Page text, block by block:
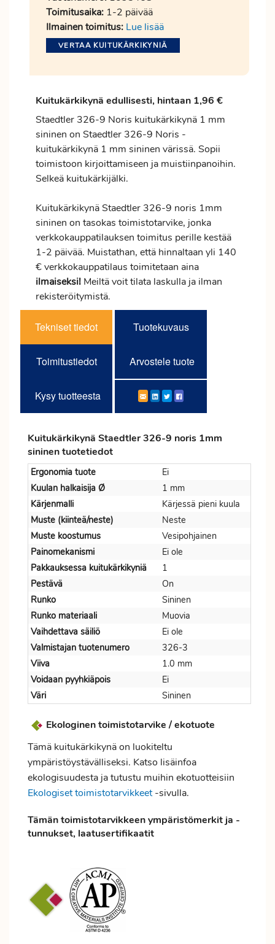
Toimitusaika: 1-2 päivää
Ilmainen toimitus: Lue lisää
VERTAA KUITUKÄRKIKYNIÄ
Kuitukärkikynä edullisesti, hintaan 1,96 €
Staedtler 326-9 Noris kuitukärkikynä 1 mm
sininen on Staedtler 326-9 Noris -
kuitukärkikynä 1 mm sininen värissä. Sopii
toimistoon kirjoittamiseen ja muistiinpanoihin.
Selkeä kuitukärkijälki.
Kuitukärkikynä Staedtler 326-9 noris 1mm
sininen on tasokas toimistotarvike, jonka
verkkokauppatilauksen toimitus perille kestää
1-2 päivää. Muistathan, että hinnaltaan yli 140
€ verkkokauppatilaus toimitetaan aina
ilmaiseksi! Meiltä voit tilata laskulla ja ilman
rekisteröitymistä.
Tekniset tiedot Tuotekuvaus
Toimitustiedot Arvostele tuote
Kysy tuotteesta
Kuitukärkikynä Staedtler 326-9 noris 1mm
sininen tuotetiedot
Ergonomia tuote
Ei
Kuulan halkaisija Ø
1 mm
Kärjenmalli
Kärjessä pieni kuula
Muste (kiinteä/neste)
Neste
Muste koostumus
Vesipohjainen
Painomekanismi
Ei ole
Pakkauksessa kuitukärkikyniä
1
Pestävä
On
Runko
Sininen
Runko materiaali
Muovia
Vaihdettava säiliö
Ei ole
Valmistajan tuotenumero
326-3
Viiva
1.0 mm
Voidaan pyyhkiäpois
Ei
Väri
Sininen
Ekologinen toimistotarvike / ekotuote
Tämä kuitukärkikynä on luokiteltu
ympäristöystävälliseksi. Katso lisäinfoa
ekologisuudesta ja tutustu muihin ekotuotteisiin
Ekologiset toimistotarvikkeet-sivulla.
Tämän toimistotarvikkeen ympäristömerkit ja -
tunnukset, laatusertifikaatit